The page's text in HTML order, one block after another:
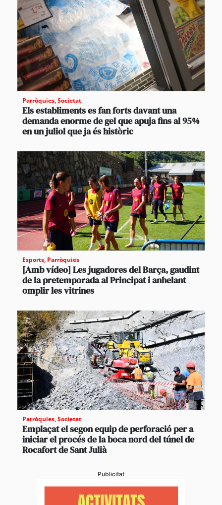
Parròquies,Societat
Els establiments es fan forts davant una
demanda enorme de gel que apuja fins al 95%
en un juliol que ja és històric
Esports, Parròquies
[Amb vídeo] Les jugadores del Barça, gaudint
de la pretemporada al Principat i anhelant
omplir les vitrines
Parròquies,Societat
Emplaçat el segon equip de perforació per a
iniciar el procés de la boca nord del túnel de
Rocafort de Sant Julià
Publicitat